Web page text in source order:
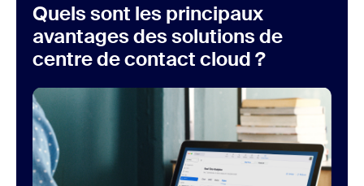
Quels sont les principaux
avantages des solutions de
centre de contact cloud ?